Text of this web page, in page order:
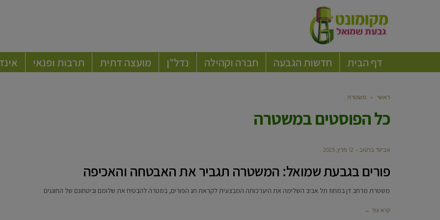
דף הבית חדשות הגבעה חברה וקהילה נדל”ן מועצה דתית תרבות ופנאי
ראשי » משטרה
כל הפוסטים במשטרה
אביעד ברטוב 12 מרץ, 2025
פורים בגבעת שמואל: המשטרה תגביר את האבטחה והאכיפה
משטרת מרחב דן במחוז תל אביב השלימה את היערכותה המבצעית לקראת חג הפורים, במטרה להבטיח את שלומם וביטחונם של החוגגים
קרא עוד ←